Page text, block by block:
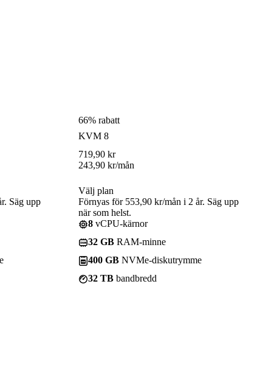
Säg upp
66% rabatt
KVM 8
719,90 kr
243,90 kr/mån
Välj plan
Förnyas för 553,90 kr/mån i 2 år. Säg upp
när som helst.
8 vCPU-kärnor
32 GB RAM-minne
400 GB NVMe-diskutrymme
32 TB bandbredd